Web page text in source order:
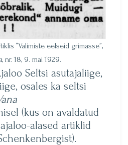
“Valimiste eelseid grimasse”,
, nr. 18, 9. mai 1929.
Seltsi asutajaliige,
osales ka seltsi
(kus on avaldatud
alased artiklid